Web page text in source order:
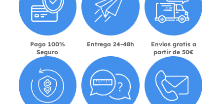
Pago 100%
Seguro
Entrega 24-48h
Envíos gratis a
partir de 50€